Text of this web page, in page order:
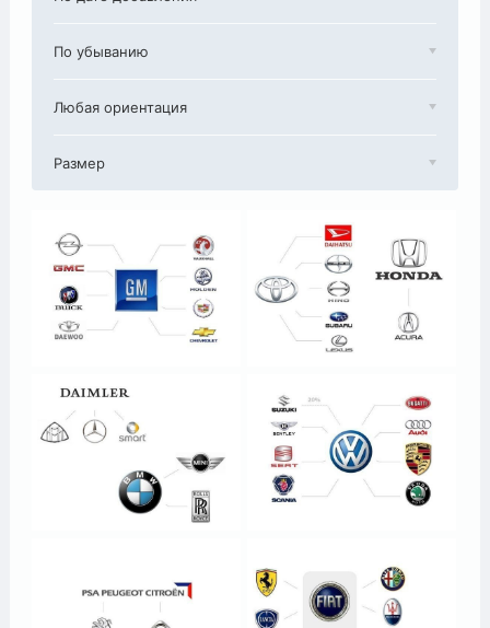
По убыванию
Любая ориентация
Размер